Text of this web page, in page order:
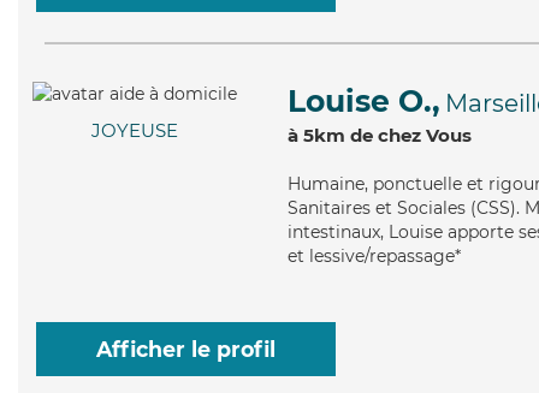
JOYEUSE
Louise O.,
à 5km de chez Vous
Humaine, ponctuelle et
Sanitaires et Sociales
intestinaux, Louise apporte
et lessive/repassage*
Afficher le profil